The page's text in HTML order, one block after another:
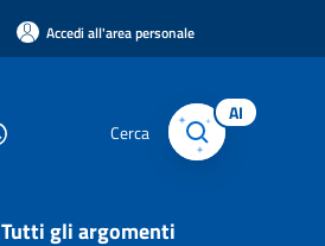
Accedi all'area personale
Cerca
AI
Tutti gli argomenti